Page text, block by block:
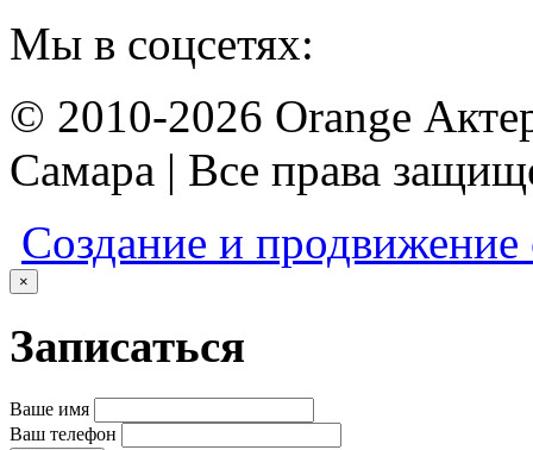
Мы в соцсетях:
© 2010-2026 Orange
Самара | Все права
Создание и
×
Записаться
Ваше имя
Ваш телефон